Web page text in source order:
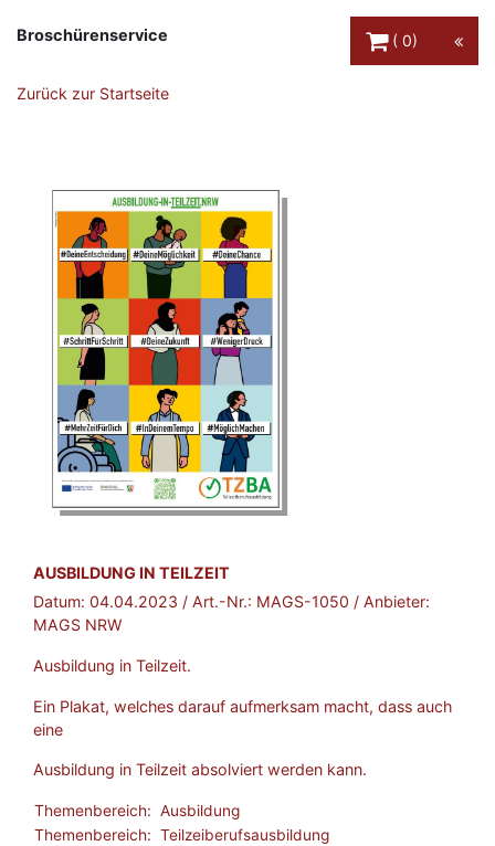
Broschürenservice
0
Zurück zur Startseite
BROSCHÜRE:
AUSBILDUNG IN TEILZEIT
Datum: 04.04.2023 / Art.-Nr.: MAGS-1050 / Anbieter:
MAGS NRW
Ausbildung in Teilzeit.
Ein Plakat, welches darauf aufmerksam macht, dass auch
eine
Ausbildung in Teilzeit absolviert werden kann.
Themenbereich: Ausbildung
Themenbereich: Teilzeiberufsausbildung